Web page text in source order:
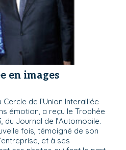
en images
de l’Union Interalliée
émotion, a reçu le Trophée
du Journal de l’Automobile.
fois, témoigné de son
et à ses